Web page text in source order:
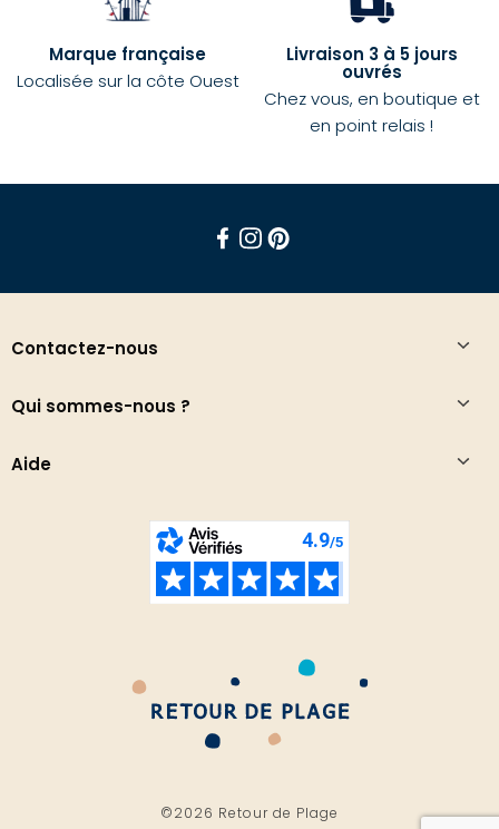
Marque française
Localisée sur la côte Ouest
Livraison 3 à 5 jours
ouvrés
Chez vous, en boutique et
en point relais !
Contactez-nous
Qui sommes-nous ?
Aide
©2026 Retour de Plage